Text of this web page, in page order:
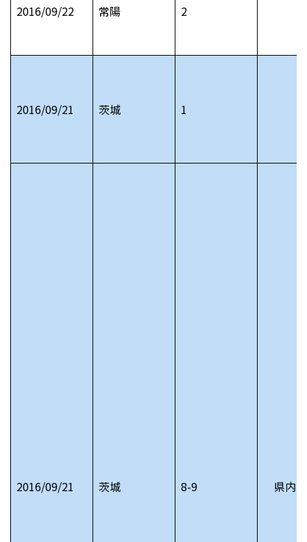
2016/09/22 常陽 2
2016/09/21 茨城 1
2016/09/21 茨城 8-9 県内